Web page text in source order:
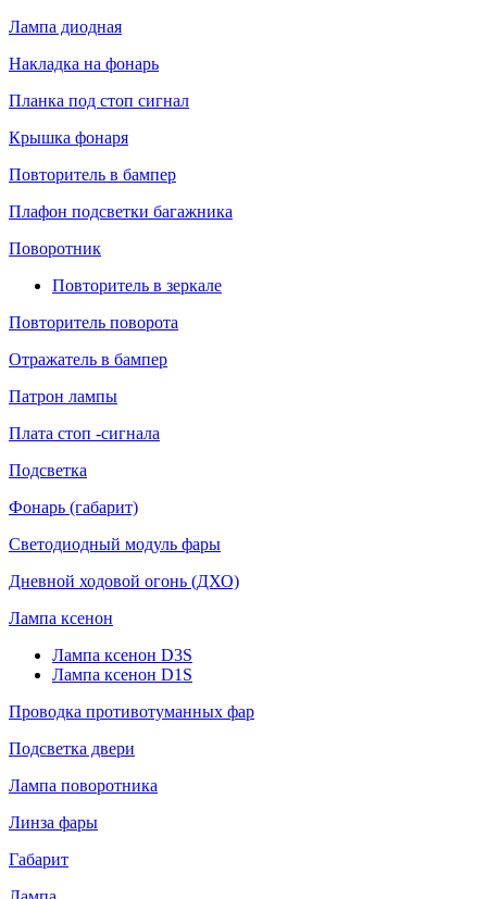
Лампа диодная
Накладка на фонарь
Планка под стоп сигнал
Крышка фонаря
Повторитель в бампер
Плафон подсветки багажника
Поворотник
Повторитель в зеркале
Повторитель поворота
Отражатель в бампер
Патрон лампы
Плата стоп -сигнала
Подсветка
Фонарь (габарит)
Светодиодный модуль фары
Дневной ходовой огонь (ДХО)
Лампа ксенон
Лампа ксенон D3S
Лампа ксенон D1S
Проводка противотуманных фар
Подсветка двери
Лампа поворотника
Линза фары
Габарит